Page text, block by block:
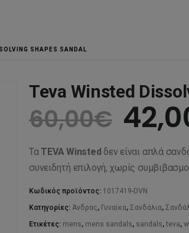
SHAPES SANDAL
Teva Winsted
60,00€
was:
ΤαTEVA Winsted δεν είναι απλά
συνειδητή επιλογή, χωρίς
Κωδικός προϊόντος: 1017419-DVN
Κατηγορίες: Άνδρας, Γυναίκα, Σανδάλια,
Ετικέτες: mens, mens sandals, sandals, teva,